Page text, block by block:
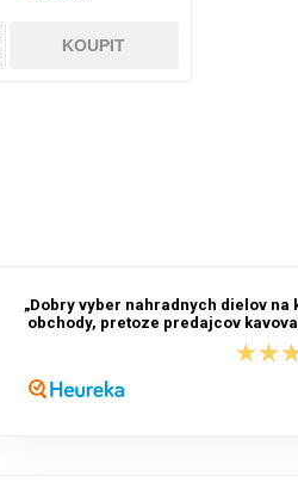
„Dobry vyber nahradnych dielov
obchody, pretoze predajcov